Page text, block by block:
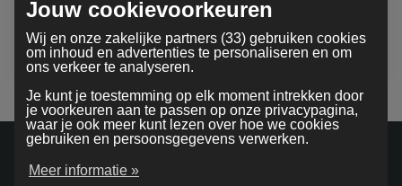
algemene voorwaarden
Jouw cookievoorkeuren
Wij en onze zakelijke partners (33) gebruiken cookies
om inhoud en advertenties te personaliseren en om
ons verkeer te analyseren.
Je kunt je toestemming op elk moment intrekken door
je voorkeuren aan te passen op onze privacypagina,
waar je ook meer kunt lezen over hoe we cookies
gebruiken en persoonsgegevens verwerken.
Meer informatie »